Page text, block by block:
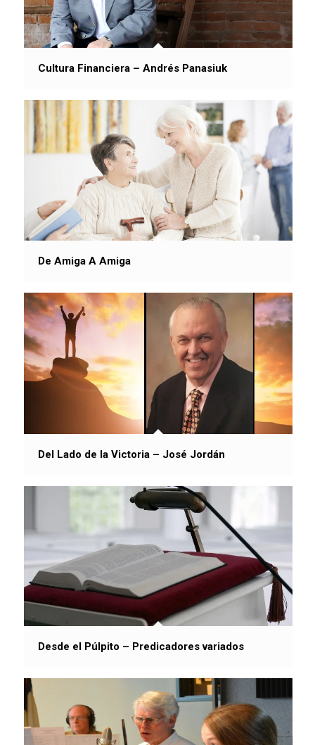
Cultura Financiera – Andrés Panasiuk
De Amiga A Amiga
Del Lado de la Victoria – José Jordán
Desde el Púlpito – Predicadores variados